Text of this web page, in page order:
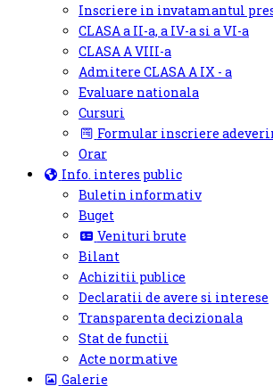
Inscriere in invatamantul
CLASA a II-a, a IV-a si a VI-a
CLASA A VIII-a
Admitere CLASA A IX - a
Evaluare nationala
Cursuri
Formular inscriere
Orar
Info. interes public
Buletin informativ
Buget
Venituri brute
Bilant
Achizitii publice
Declaratii de avere si interese
Transparenta decizionala
Stat de functii
Acte normative
Galerie